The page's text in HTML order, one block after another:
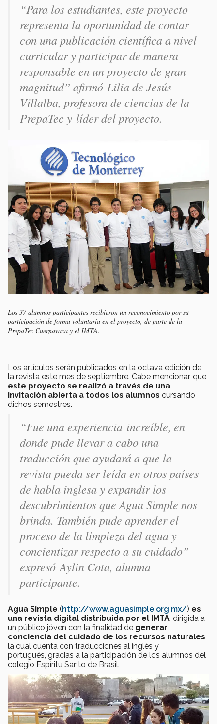
“Para los estudiantes, este proyecto
representa la oportunidad de contar
con una publicación científica a nivel
curricular y participar de manera
responsable en un proyecto de gran
magnitud” afirmó Lilia de Jesús
Villalba, profesora de ciencias de la
PrepaTec y líder del proyecto.
Los 37 alumnos participantes recibieron un reconocimiento por su
participación de forma voluntaria en el proyecto, de parte de la
PrepaTec Cuernavaca y el IMTA.
Los artículos serán publicados en la octava edición de
la revista este mes de septiembre. Cabe mencionar, que
este proyecto se realizó a través de una
invitación abierta a todos los alumnos cursando
dichos semestres.
“Fue una experiencia increíble, en
donde pude llevar a cabo una
traducción que ayudará a que la
revista pueda ser leída en otros países
de habla inglesa y expandir los
descubrimientos que Agua Simple nos
brinda. También pude aprender el
proceso de la limpieza del agua y
concientizar respecto a su cuidado”
expresó Aylin Cota, alumna
participante.
Agua Simple (http://www.aguasimple.org.mx/) es
una revista digital distribuida por el IMTA, dirigida a
un público jóven con la finalidad de generar
conciencia del cuidado de los recursos naturales,
la cual cuenta con traducciones al inglés y
portugués, gracias a la participación de los alumnos del
colegio Espíritu Santo de Brasil.